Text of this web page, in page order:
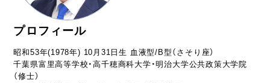
プロフィール
昭和53年(1978年) 10月31日生 血液型/B型（さそり座）
千葉県富里高等学校・高千穂商科大学・明治大学公共政策大学院
（修士）